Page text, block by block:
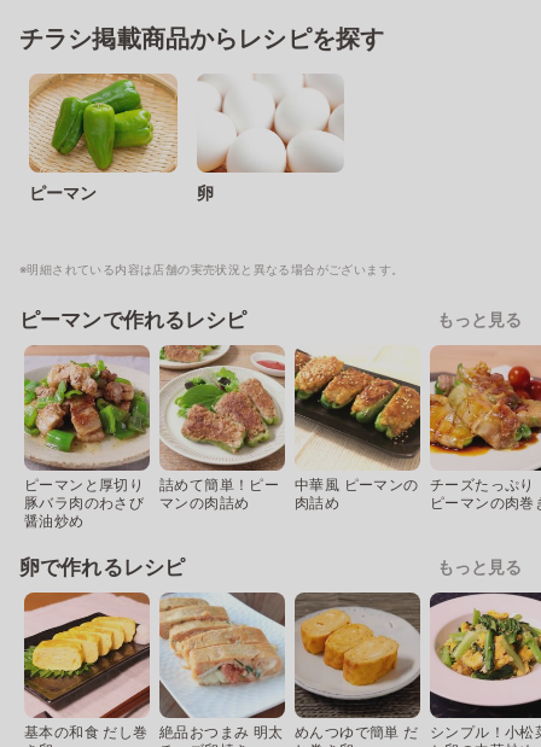
チラシ掲載商品からレシピを探す
ピーマン 卵
※明細されている内容は店舗の実売状況と異なる場合がございます。
ピーマンで作れるレシピ もっと見る
ピーマンと厚切り
豚バラ肉のわさび
醤油炒め
詰めて簡単！ピー
マンの肉詰め
中華風 ピーマンの
肉詰め
チーズたっぷり
ピーマンの肉巻
卵で作れるレシピ もっと見る
基本の和食 だし巻
絶品おつまみ 明太
めんつゆで簡単 だ
シンプル！小松